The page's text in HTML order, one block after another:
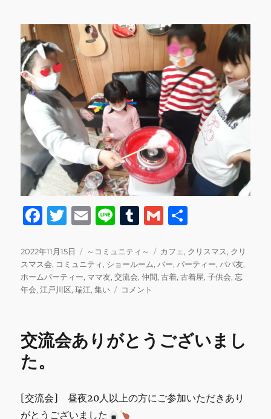
F
c
e
b
o
k
T
it
te
r
E
ai
l
Li
e
T
m
bl
r
G
ai
l
投
稿
日:
2022年11月15日
カ
テ
ゴ
リ
～コミュニティ～
タ
グ
カフェ, クリスマス, クリ
スマス会, コミュニティ, ショールーム,バー,パーティー,パパ友,
ホームパーティー, ママ友,交流会,仲間,古着,古着屋,子供会,忘
年会,江戸川区,瑞江,集い
交
り
ご
ざ
い
コメント
交流会ありがとうございまし
た。
[交流会] 昼夜20人以上の方にご参加いただきあり
がとうございました